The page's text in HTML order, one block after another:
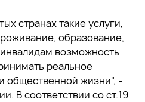
странах такие услуги,
образование,
возможность
реальное
общественной жизни", -
В соответствии со ст.19